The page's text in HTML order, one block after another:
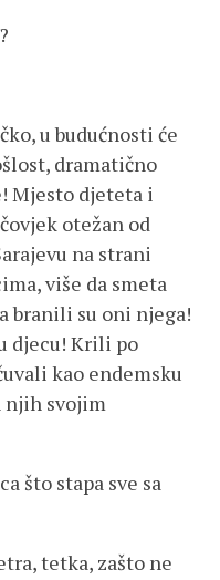
u budućnosti će
dramatično
Mjesto djeteta i
otežan od
na strani
više da smeta
branili su oni njega!
djecu! Krili po
kao endemsku
njih svojim
što stapa sve sa
tetka, zašto ne